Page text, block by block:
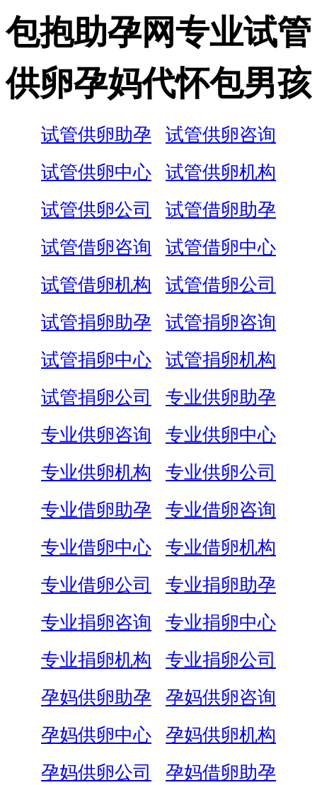
包抱助孕网专业试管
供卵孕妈代怀包男孩
试管供卵助孕
试管供卵咨询
试管供卵中心
试管供卵机构
试管供卵公司
试管借卵助孕
试管借卵咨询
试管借卵中心
试管借卵机构
试管借卵公司
试管捐卵助孕
试管捐卵咨询
试管捐卵中心
试管捐卵机构
试管捐卵公司
专业供卵助孕
专业供卵咨询
专业供卵中心
专业供卵机构
专业供卵公司
专业借卵助孕
专业借卵咨询
专业借卵中心
专业借卵机构
专业借卵公司
专业捐卵助孕
专业捐卵咨询
专业捐卵中心
专业捐卵机构
专业捐卵公司
孕妈供卵助孕
孕妈供卵咨询
孕妈供卵中心
孕妈供卵机构
孕妈供卵公司
孕妈借卵助孕